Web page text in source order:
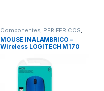
Componentes, PERIFÉRICOS,
Mouse
MOUSE INALAMBRICO –
Wireless LOGITECH M170